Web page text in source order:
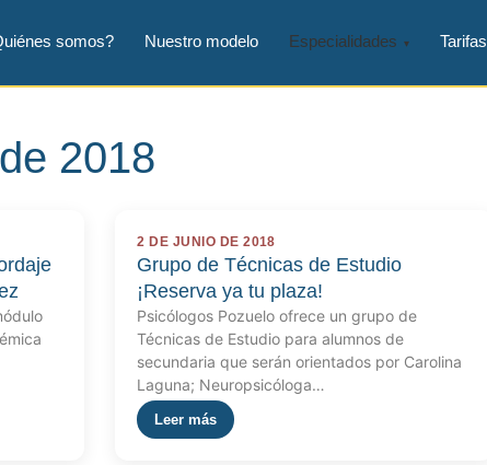
somos? Nuestro modelo Especialidades Tarifas
2018
2 DE JUNIO DE 2018
Grupo de Técnicas de Estudio
¡Reserva ya tu plaza!
Psicólogos Pozuelo ofrece un grupo de
Técnicas de Estudio para alumnos de
secundaria que serán orientados por Carolina
Laguna; Neuropsicóloga…
Leer más